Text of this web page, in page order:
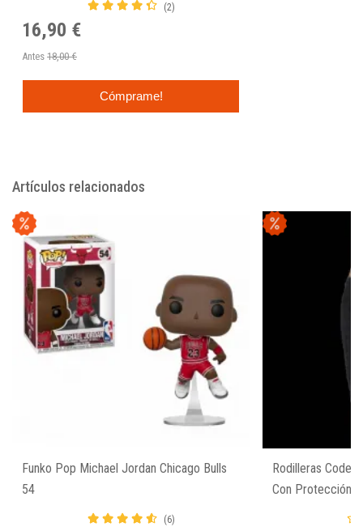
(2)
16,90 €
Antes 18,00 €
Cómprame!
Artículos relacionados
Funko Pop Michael Jordan Chicago Bulls
54
(6)
Rodilleras
Con Protección